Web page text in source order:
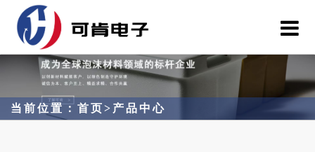
当前位置： 首页> 产品中心